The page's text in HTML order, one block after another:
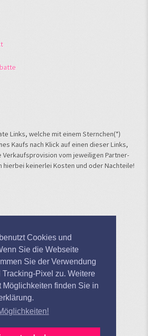
Cookies und
Sie die Webseite
Sie der Verwendung
Pixel zu. Weitere
Möglichkeiten finden Sie in
Links, welche mit einem Sternchen(*)
Kaufs nach Klick auf einen dieser Links,
Verkaufsprovision vom jeweiligen Partner-
hierbei keinerlei Kosten und oder Nachteile!